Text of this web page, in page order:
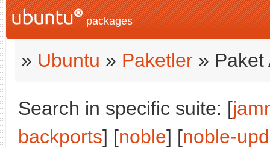
packages
» Ubuntu » Paketler » Paket
Search in specific suite: [
backports] [noble] [noble-